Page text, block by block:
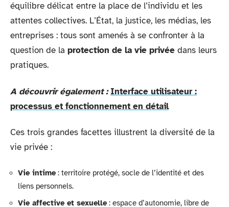
équilibre délicat entre la place de l’individu et les
attentes collectives. L’État, la justice, les médias, les
entreprises : tous sont amenés à se confronter à la
question de la protection de la vie privée dans leurs
pratiques.
A découvrir également : Interface utilisateur :
processus et fonctionnement en détail
Ces trois grandes facettes illustrent la diversité de la
vie privée :
Vie intime: territoire protégé, socle de l’identité et des
liens personnels.
Vie affective et sexuelle: espace d’autonomie, libre de